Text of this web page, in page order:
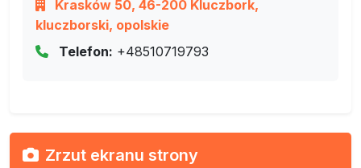
Krasków 50, 46-200 Kluczbork,
kluczborski, opolskie
Telefon: +48510719793
Zrzut ekranu strony